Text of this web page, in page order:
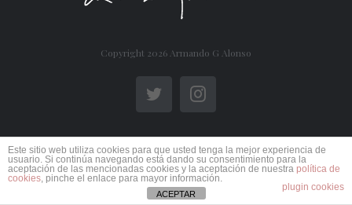
Copyright 2026 Armando G Alonso
TwitterInstagram
Este sitio web utiliza cookies para que usted tenga la mejor experiencia de
usuario. Si continúa navegando está dando su consentimiento para la
aceptación de las mencionadas cookies y la aceptación de nuestra política de
cookies, pinche el enlace para mayor información.
plugin cookies
ACEPTAR